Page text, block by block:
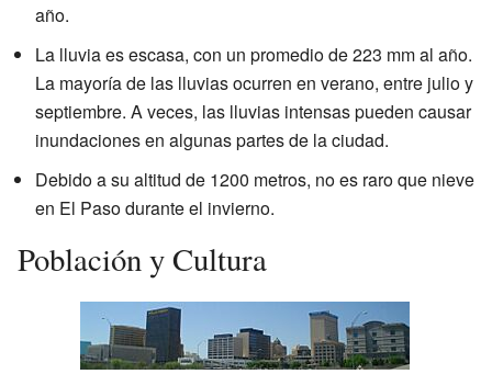
año.
La lluvia es escasa, con un promedio de 223 mm al año.
La mayoría de las lluvias ocurren en verano, entre julio y
septiembre. A veces, las lluvias intensas pueden causar
inundaciones en algunas partes de la ciudad.
Debido a su altitud de 1200 metros, no es raro que nieve
en El Paso durante el invierno.
Población y Cultura